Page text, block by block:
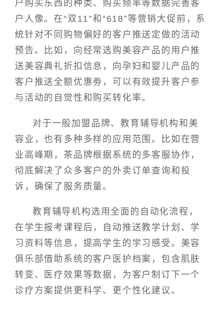
户购买东西的种类、购买频率等数据完善客
户人像。在“双11”和“618”等营销大促前，系
统针对不同购物偏好的客户推送定做的活动
预告。比如，向经常选购美容产品的用户推
送美容典礼折扣信息，向孕妇和婴儿产品的
客户推送全额优惠劵，可以有效提升客户参
与活动的自觉性和购买转化率。
对于一般加盟品牌、教育辅导机构和美
容业，也有多种多样的应用范围。比如在营
业高峰期，茶品牌根据系统的多客服协作，
彻底解决了众多客户的外卖订单查询和投
诉，确保了服务质量。
教育辅导机构选用全面的自动化流程，
在学生报考课程后，自动推送教学计划、学
习资料等信息，提高学生的学习感受。美容
俱乐部借助系统的客户医护档案，包含肌肤
转变、医疗效果等数据，为客户制订下一个
诊疗方案提供更科学、更个性化建议。